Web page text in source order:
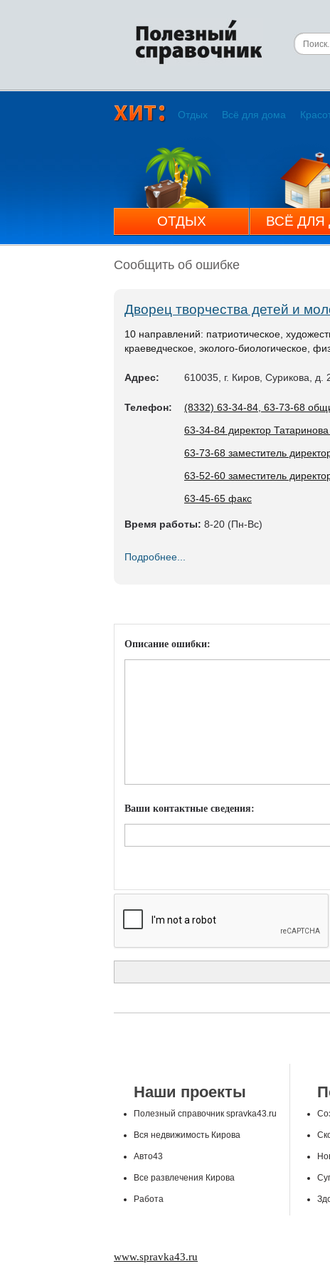
Отдых Всё для дома
ОТДЫХ ВСЁ
Сообщить об ошибке
Дворец творчества детей и
10 направлений: патриотическое,
краеведческое, эколого-биологическое,
Адрес: 610035, г. Киров, Сурикова, д.
Телефон:
(8332) 63-34-84, 63-73-68
63-34-84 директор
63-73-68 заместитель
63-52-60 заместитель
63-45-65 факс
Время работы: 8-20 (Пн-Вс)
Подробнее...
Описание ошибки:
Ваши контактные сведения:
Наши проекты
Полезный справочник spravka43.ru
Вся недвижимость Кирова
Авто43
Все развлечения Кирова
Работа
www.spravka43.ru